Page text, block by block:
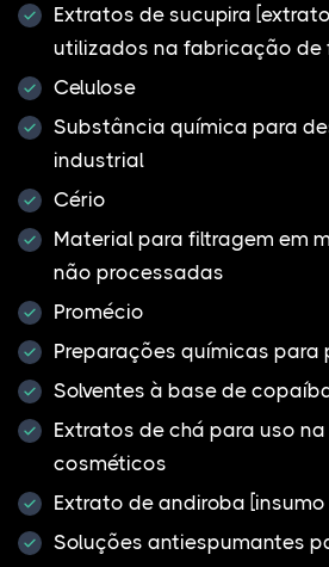
Extratos de sucupira
utilizados na fabricação de
Celulose
Substância química para
industrial
Cério
Material para filtragem em
não processadas
Promécio
Preparações químicas para
Solventes à base de
Extratos de chá para uso
cosméticos
Extrato de andiroba
Soluções antiespumantes